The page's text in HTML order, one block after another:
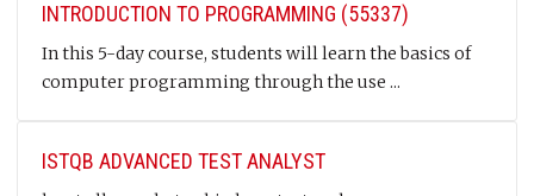
INTRODUCTION TO PROGRAMMING (55337)
In this 5-day course, students will learn the basics of
computer programming through the use ...
ISTQB ADVANCED TEST ANALYST